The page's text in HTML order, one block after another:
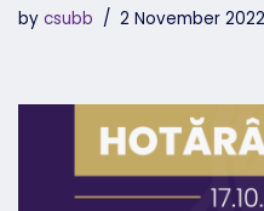
by csubb 2 November 2022